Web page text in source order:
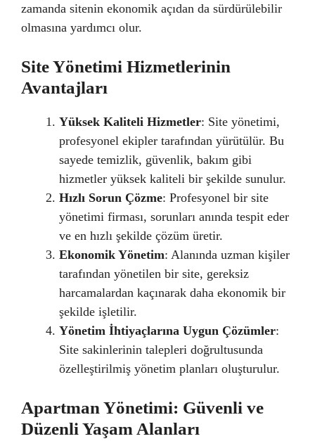
zamanda sitenin ekonomik açıdan da sürdürülebilir
olmasına yardımcı olur.
Site Yönetimi Hizmetlerinin
Avantajları
Yüksek Kaliteli Hizmetler: Site yönetimi,
profesyonel ekipler tarafından yürütülür. Bu
sayede temizlik, güvenlik, bakım gibi
hizmetler yüksek kaliteli bir şekilde sunulur.
Hızlı Sorun Çözme: Profesyonel bir site
yönetimi firması, sorunları anında tespit eder
ve en hızlı şekilde çözüm üretir.
Ekonomik Yönetim: Alanında uzman kişiler
tarafından yönetilen bir site, gereksiz
harcamalardan kaçınarak daha ekonomik bir
şekilde işletilir.
Yönetim İhtiyaçlarına Uygun Çözümler:
Site sakinlerinin talepleri doğrultusunda
özelleştirilmiş yönetim planları oluşturulur.
Apartman Yönetimi: Güvenli ve
Düzenli Yaşam Alanları